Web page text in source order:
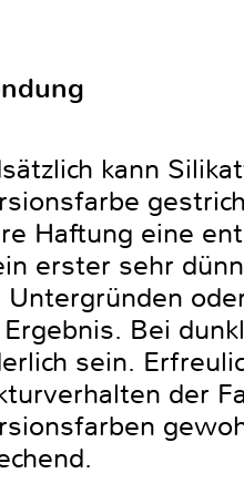
kann
Haftung eine
erster sehr
Untergründen
Bei
sein.
der